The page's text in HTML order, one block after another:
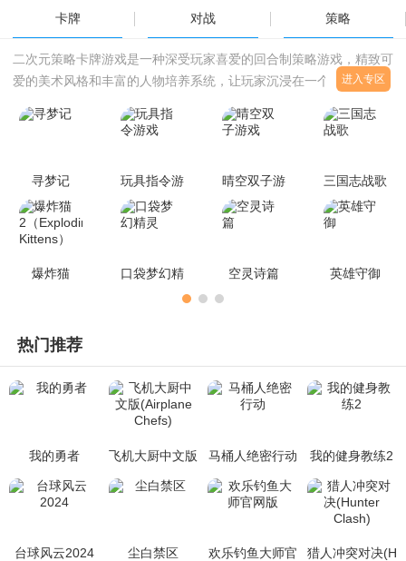
卡牌 对战 策略
二次元策略卡牌游戏是一种深受玩家喜爱的回合制策略游戏，精致可
爱的美术风格和丰富的人物培养系统，让玩家沉浸在一个绚丽的奇幻
可以通过培养系统逐步建立自己的强大团队。
进入专区
寻梦记
玩具指令游
戏
晴空双子游
戏
三国志战歌
爆炸猫
口袋梦幻精
空灵诗篇 英雄守御
热门推荐
我的勇者
飞机大厨中文版
(Airplane Chef
马桶人绝密行动 我的健身教练2
台球风云2024 尘白禁区
欢乐钓鱼大师官
猎人冲突对决(H